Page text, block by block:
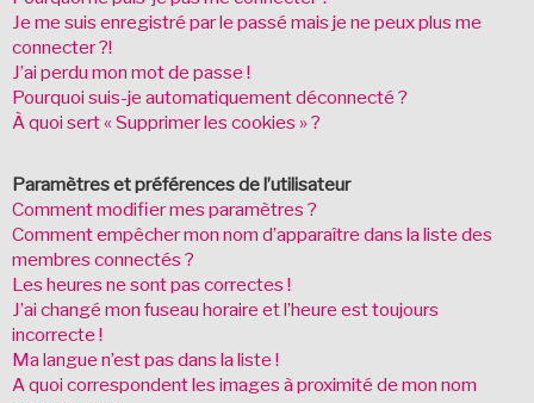
Je me suis enregistré par le passé mais je ne peux plus me
connecter ?!
J’ai perdu mon mot de passe !
Pourquoi suis-je automatiquement déconnecté ?
À quoi sert « Supprimer les cookies » ?
Paramètres et préférences de l’utilisateur
Comment modifier mes paramètres ?
Comment empêcher mon nom d’apparaître dans la liste des
membres connectés ?
Les heures ne sont pas correctes !
J’ai changé mon fuseau horaire et l’heure est toujours
incorrecte !
Ma langue n’est pas dans la liste !
A quoi correspondent les images à proximité de mon nom